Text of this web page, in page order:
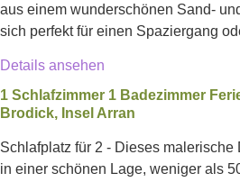
aus einem wunderschönen Sand-
sich perfekt für einen Spaziergang
Details ansehen
1 Schlafzimmer 1 Badezimmer
Brodick, Insel Arran
Schlafplatz für 2 - Dieses
in einer schönen Lage, weniger als